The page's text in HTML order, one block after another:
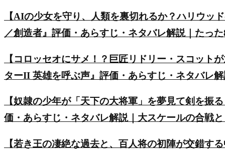
【AIの少女を守り、人類を裏切れるか？ハリウッ
／創造者』評価・あらすじ・ネタバレ解説｜たっ
【コロッセオにサメ！？巨匠リドリー・スコット
ターII 英雄を呼ぶ声』評価・あらすじ・ネタバレ
【奴隷の少年が「天下の大将軍」を夢見て剣を振
価・あらすじ・ネタバレ解説｜大スケールの合戦
【若き王の凄絶な過去と、百人将の初陣が交錯す